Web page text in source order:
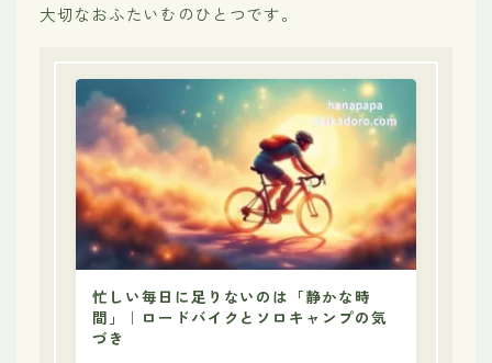
大切なおふたいむのひとつです。
忙しい毎日に足りないのは「静かな時
間」｜ロードバイクとソロキャンプの気
づき